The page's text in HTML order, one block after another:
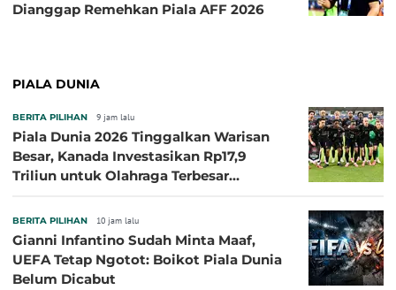
Dianggap Remehkan Piala AFF 2026
PIALA DUNIA
BERITA PILIHAN 9 jam lalu
Piala Dunia 2026 Tinggalkan Warisan
Besar, Kanada Investasikan Rp17,9
Triliun untuk Olahraga Terbesar
BERITA PILIHAN 10 jam lalu
Gianni Infantino Sudah Minta Maaf,
UEFA Tetap Ngotot: Boikot Piala Dunia
Belum Dicabut